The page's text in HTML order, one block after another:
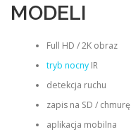
MODELI
Full HD / 2K obraz
tryb nocnyIR
detekcja ruchu
zapis na SD / chmurę
aplikacja mobilna